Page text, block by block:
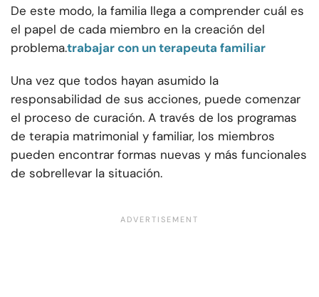
De este modo, la familia llega a comprender cuál es
el papel de cada miembro en la creación del
problema.trabajar con un terapeuta familiar
Una vez que todos hayan asumido la
responsabilidad de sus acciones, puede comenzar
el proceso de curación. A través de los programas
de terapia matrimonial y familiar, los miembros
pueden encontrar formas nuevas y más funcionales
de sobrellevar la situación.